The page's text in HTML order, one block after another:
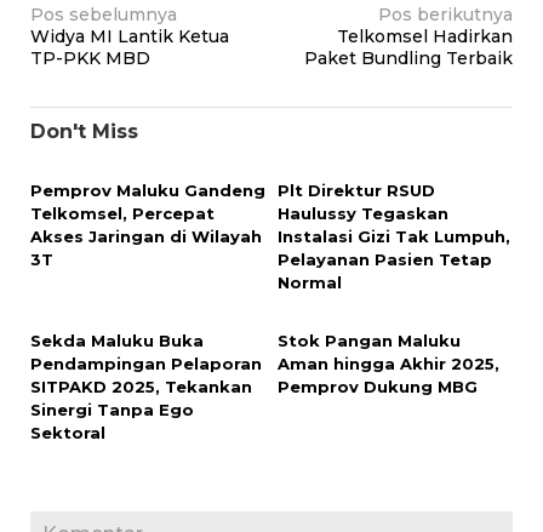
Navigasi
pos
Pos sebelumnya
Widya MI Lantik Ketua
TP-PKK MBD
Pos berikutnya
Telkomsel Hadirkan
Paket Bundling Terbaik
Don't Miss
Pemprov Maluku Gandeng
Telkomsel, Percepat
Akses Jaringan di Wilayah
3T
Plt Direktur RSUD
Haulussy Tegaskan
Instalasi Gizi Tak Lumpuh,
Pelayanan Pasien Tetap
Normal
Sekda Maluku Buka
Pendampingan Pelaporan
SITPAKD 2025, Tekankan
Sinergi Tanpa Ego
Sektoral
Stok Pangan Maluku
Aman hingga Akhir 2025,
Pemprov Dukung MBG